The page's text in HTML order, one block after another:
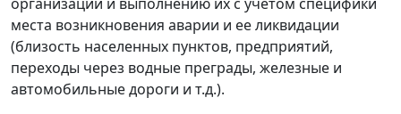
места возникновения аварии и ее ликвидации
(близость населенных пунктов, предприятий,
переходы через водные преграды, железные и
автомобильные дороги и т.д.).